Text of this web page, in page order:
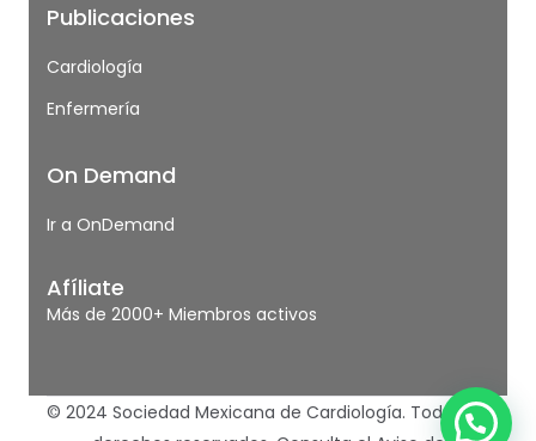
Publicaciones
Cardiología
Enfermería
On Demand
Ir a OnDemand
Afíliate
Más de 2000+ Miembros activos
© 2024 Sociedad Mexicana de Cardiología. Todos los